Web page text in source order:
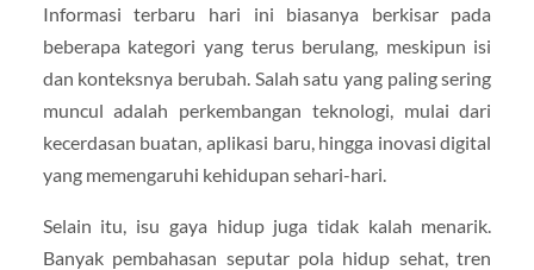
Informasi terbaru hari ini biasanya berkisar pada
beberapa kategori yang terus berulang, meskipun isi
dan konteksnya berubah. Salah satu yang paling sering
muncul adalah perkembangan teknologi, mulai dari
kecerdasan buatan, aplikasi baru, hingga inovasi digital
yang memengaruhi kehidupan sehari-hari.
Selain itu, isu gaya hidup juga tidak kalah menarik.
Banyak pembahasan seputar pola hidup sehat, tren